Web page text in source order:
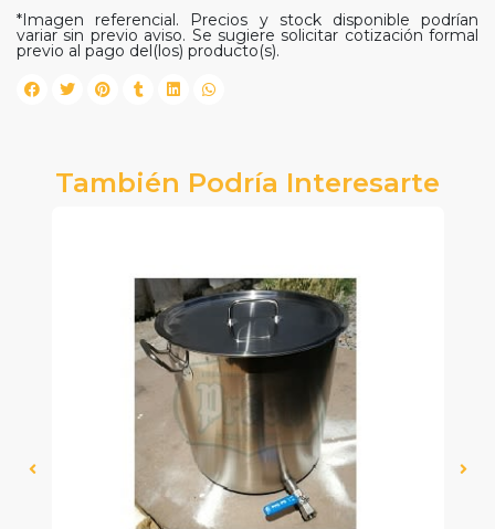
*Imagen referencial. Precios y stock disponible podrían
variar sin previo aviso. Se sugiere solicitar cotización formal
previo al pago del(los) producto(s).
También Podría Interesarte